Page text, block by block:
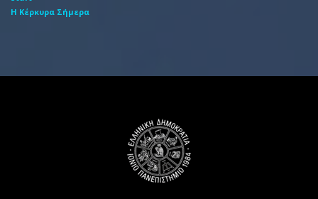
Η Κέρκυρα Σήμερα